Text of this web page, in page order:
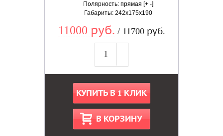
Полярность: прямая [+ -]
Габариты: 242x175x190
11000 руб. / 11700 руб.
КУПИТЬ В 1 КЛИК
В КОРЗИНУ